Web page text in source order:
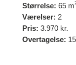
Størrelse: 65 m
Værelser: 2
Pris: 3.970 kr.
Overtagelse: